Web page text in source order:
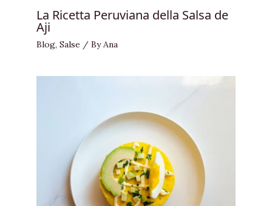
La Ricetta Peruviana della Salsa de
Aji
Blog, Salse / ByAna